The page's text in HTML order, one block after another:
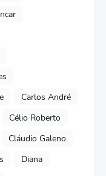
Carlos André
Célio Roberto
Cláudio Galeno
Diana